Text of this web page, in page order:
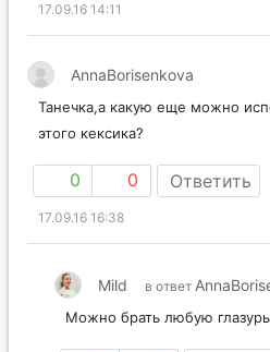
17.09.16 14:11
AnnaBorisenkova
Танечка,а какую еще можно
этого кексика?
0 0 Ответить
17.09.16 16:38
Mild в ответ
Можно брать любую